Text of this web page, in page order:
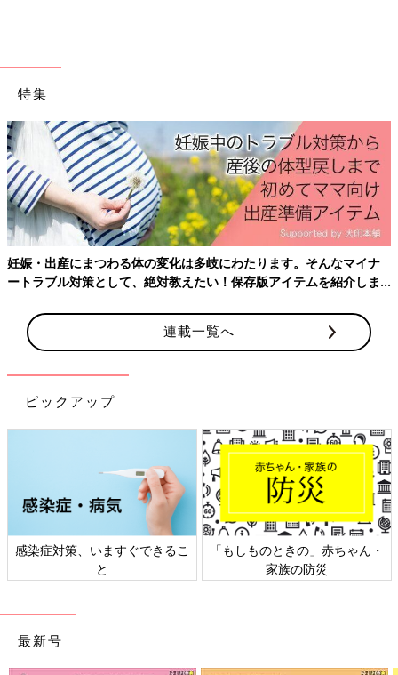
出典：Instagramアカウント「__mika.home」
ナ（Sサイズ）。砂場セットやシャボン玉などを収納しているそ
うです。色合いがかわいすぎるとお気に入りの様子♪ スーパーの
イロチで買うべし」おすすめバッグ5選
3COINSのバッグは「使いやすくてコスパがい
い！」とSNSで大人気！子どもと使えるミニサ
イズのショルダーバッグや、機能性抜群のマザ
ーズバッグなど気になるアイテムがそろってい
ます。今回は、3COINSのおすすめバッグをご
紹介します。
今回は、万能すぎる3COINSの収納グッズをご紹介しました。
3COINSの収納グッズはバリエーションが豊富なので、探してい
たアイテムが見つかりそうですね♪ 気になるアイテムがあれば、
(文：mayu)
※記事内の価格はすべて税込み、2022年7月時点のものです。
※記事内容でご紹介している投稿、リンク先は、削除される場合
特集
妊娠・出産にまつわる体の変化は多岐にわたります。そんなマイナ
ートラブル対策として、絶対教えたい！保存版アイテムを紹介しま
連載一覧へ
ピックアップ
感染症対策、いますぐできるこ
と
「もしものときの」赤ちゃん・
家族の防災
最新号